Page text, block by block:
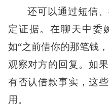
还可以通过短信
定证据。在聊天中委
如“之前借你的那笔钱
观察对方的回复。如
有否认借款事实，这
用。